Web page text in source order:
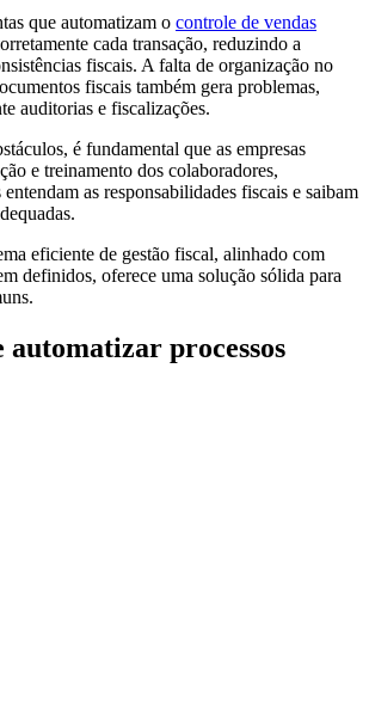
que automatizam o controle de vendas
cada transação, reduzindo a
fiscais. A falta de organização no
fiscais também gera problemas,
auditorias e fiscalizações.
é fundamental que as empresas
e treinamento dos colaboradores,
as responsabilidades fiscais e saibam
eficiente de gestão fiscal, alinhado com
definidos, oferece uma solução sólida para
automatizar processos